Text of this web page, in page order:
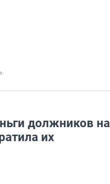
должников на
их